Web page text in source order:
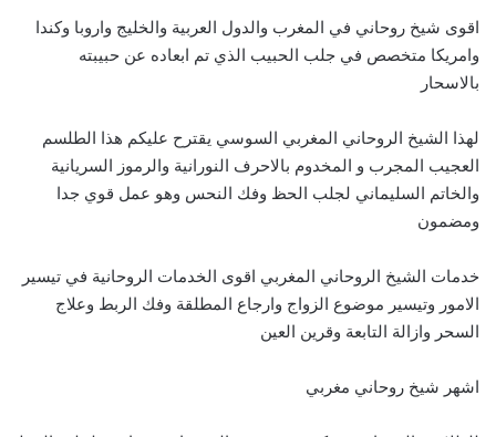
اقوى شيخ روحاني في المغرب والدول العربية والخليج واروبا وكندا
وامريكا متخصص في جلب الحبيب الذي تم ابعاده عن حبيبته
بالاسحار
لهذا الشيخ الروحاني المغربي السوسي يقترح عليكم هذا الطلسم
العجيب المجرب و المخدوم بالاحرف النورانية والرموز السريانية
والخاتم السليماني لجلب الحظ وفك النحس وهو عمل قوي جدا
ومضمون
خدمات الشيخ الروحاني المغربي اقوى الخدمات الروحانية في تيسير
الامور وتيسير موضوع الزواج وارجاع المطلقة وفك الربط وعلاج
السحر وازالة التابعة وقرين العين
اشهر شيخ روحاني مغربي